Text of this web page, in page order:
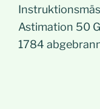
Astimation 50
1784